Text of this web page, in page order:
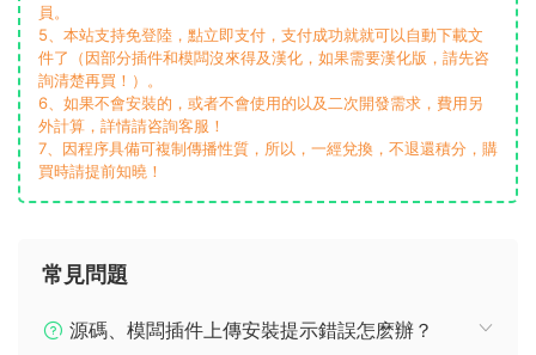
員。
5、本站支持免登陸，點立即支付，支付成功就就可以自動下載文
件了（因部分插件和模闆沒來得及漢化，如果需要漢化版，請先咨
詢清楚再買！）。
6、如果不會安裝的，或者不會使用的以及二次開發需求，費用另
外計算，詳情請咨詢客服！
7、因程序具備可複制傳播性質，所以，一經兌換，不退還積分，購
買時請提前知曉！
常見問題
源碼、模闆插件上傳安裝提示錯誤怎麽辦？